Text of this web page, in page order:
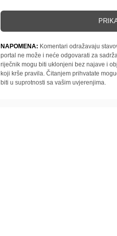
NAPOMENA: Komentari odražavaju
portal ne može i neće odgovarati za
riječnik mogu biti uklonjeni bez najave i
koji krše pravila. Čitanjem prihvatate
biti u suprotnosti sa vašim uvjerenjima.